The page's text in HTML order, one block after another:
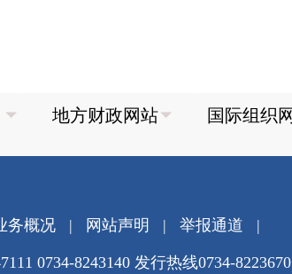
务概况| 网站声明 | 举报通道 |
0734-8243140 发行热线0734-8223670